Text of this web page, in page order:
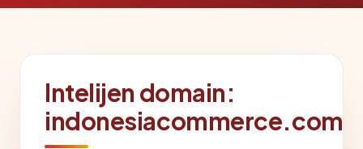
Intelijen domain:
indonesiacommerce.com